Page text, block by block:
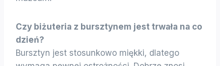
Czy biżuteria z bursztynem jest trwała na co
dzień?
Bursztyn jest stosunkowo miękki, dlatego